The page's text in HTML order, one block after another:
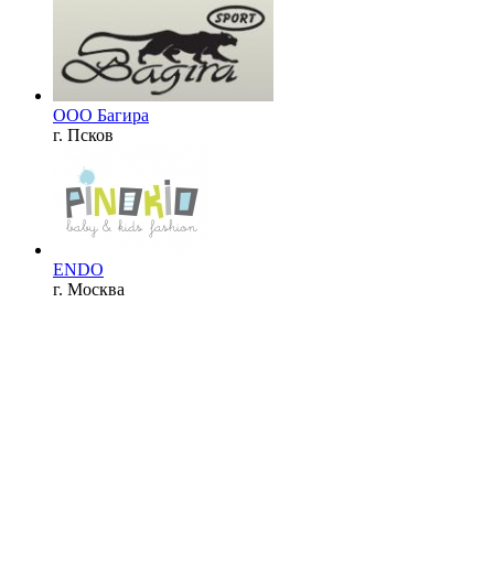
ООО Багира
г. Псков
ENDO
г. Москва